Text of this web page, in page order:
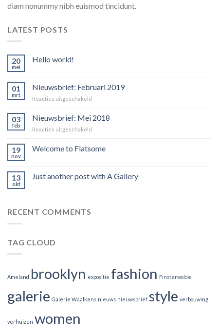
diam nonummy nibh euismod tincidunt.
LATEST POSTS
20
mei
Hello world!
01
mrt
Nieuwsbrief: Februari 2019
Reacties uitgeschakeld
Februari
03
feb
Nieuwsbrief: Mei 2018
Reacties uitgeschakeld
19
nov
Welcome to Flatsome
13
okt
Just another post with A Gallery
RECENT COMMENTS
TAG CLOUD
Ameland brooklyn expositie fashion Finsterwolde
galerie Galerie Waalkens nieuws nieuwsbrief style verbouwing
verhuizen women